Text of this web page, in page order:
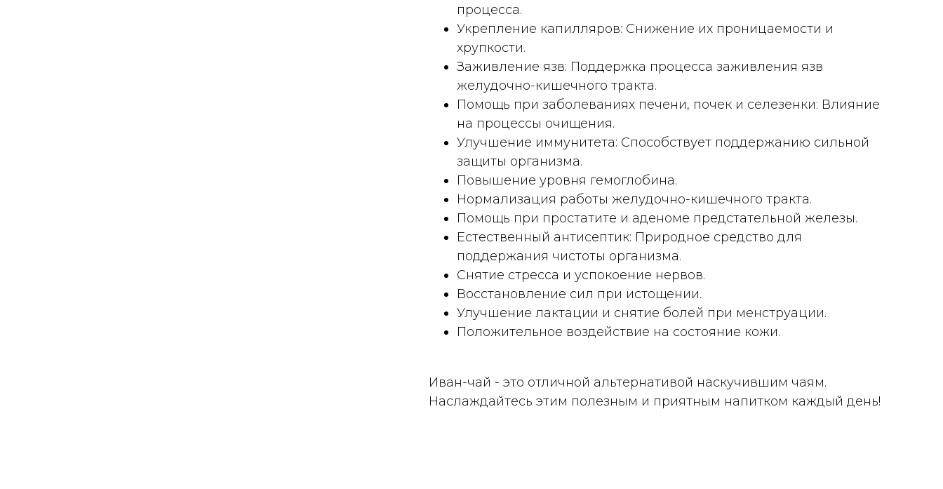
процесса.
Укрепление капилляров: Снижение их проницаемости и
хрупкости.
Заживление язв: Поддержка процесса заживления язв
желудочно-кишечного тракта.
Помощь при заболеваниях печени, почек и селезенки: Влияние
на процессы очищения.
Улучшение иммунитета: Способствует поддержанию сильной
защиты организма.
Повышение уровня гемоглобина.
Нормализация работы желудочно-кишечного тракта.
Помощь при простатите и аденоме предстательной железы.
Естественный антисептик: Природное средство для
поддержания чистоты организма.
Снятие стресса и успокоение нервов.
Восстановление сил при истощении.
Улучшение лактации и снятие болей при менструации.
Положительное воздействие на состояние кожи.
Иван-чай - это отличной альтернативой наскучившим чаям.
Наслаждайтесь этим полезным и приятным напитком каждый день!